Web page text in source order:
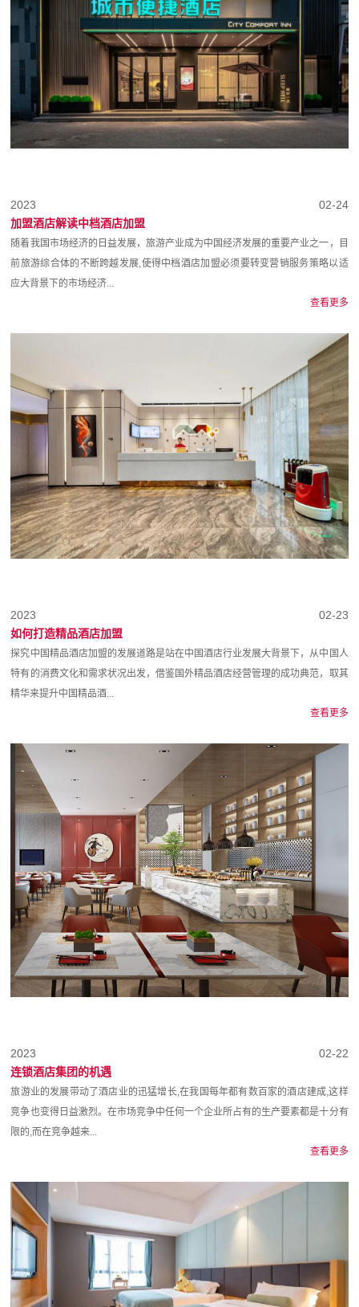
02-24
2023
加盟酒店‍解读中档酒店加盟
随着我国市场经济的日益发展，旅游产业成为中国经济发展的重要产业之一，目
前旅游综合体的不断跨越发展,使得中档酒店加盟必须要转变营销服务策略以适
应大背景下的市场经济...
查看更多
02-23
2023
如何打造精品酒店加盟
探究中国精品酒店加盟的发展道路是站在中国酒店行业发展大背景下，从中国人
特有的消费文化和需求状况出发，借鉴国外精品酒店经营管理的成功典范，取其
精华来提升中国精品酒...
查看更多
02-22
2023
连锁酒店集团的机遇
旅游业的发展带动了酒店业的迅猛增长,在我国每年都有数百家的酒店建成,这样
竞争也变得日益激烈。在市场竞争中任何一个企业所占有的生产要素都是十分有
限的,而在竞争越来...
查看更多